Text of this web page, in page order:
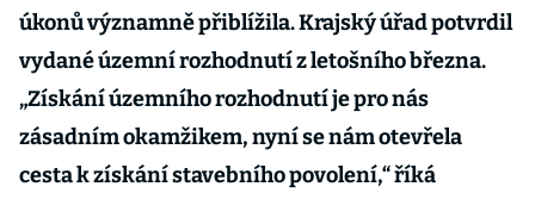
úkonů významně přiblížila. Krajský úřad potvrdil
vydané územní rozhodnutí z letošního března.
„Získání územního rozhodnutí je pro nás
zásadním okamžikem, nyní se nám otevřela
cesta k získání stavebního povolení,“ říká